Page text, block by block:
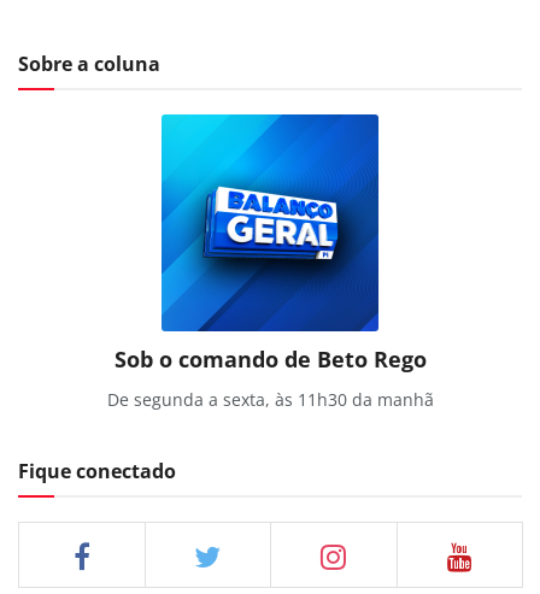
Sobre a coluna
Sob o comando de Beto Rego
De segunda a sexta, às 11h30 da manhã
Fique conectado